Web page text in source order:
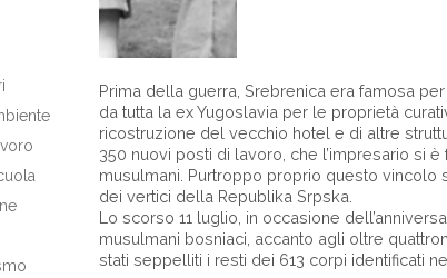
Prima della guerra, Srebrenica era famosa
da tutta la ex Yugoslavia per le proprietà
ricostruzione del vecchio hotel e di altre
350 nuovi posti di lavoro, che l’impresario si
musulmani. Purtroppo proprio questo
dei vertici della Republika Srpska.
Lo scorso 11 luglio, in occasione
musulmani bosniaci, accanto agli oltre
stati seppelliti i resti dei 613 corpi identificati